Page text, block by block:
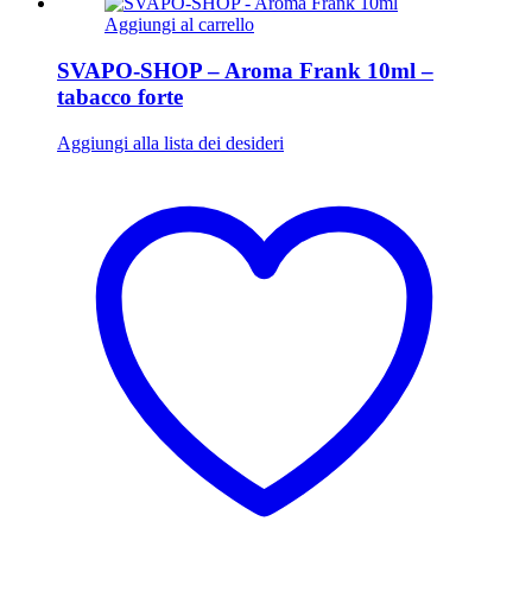
Aggiungi al carrello
SVAPO-SHOP – Aroma Frank 10ml –
tabacco forte
Aggiungi alla lista dei desideri